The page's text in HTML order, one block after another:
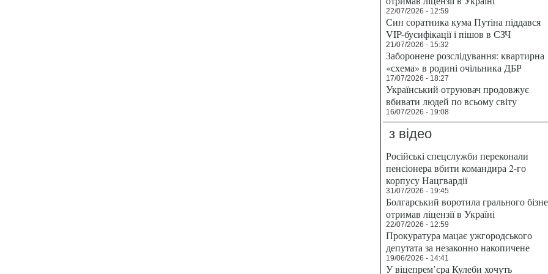
22/07/2026 - 12:59
Син соратника кума Путіна піддався
VIP-бусифікації і пішов в СЗЧ
21/07/2026 - 15:32
Заборонене розслідування: квартирна
«схема» в родині очільника ДБР
17/07/2026 - 18:27
Український отруювач продовжує
вбивати людей по всьому світу
16/07/2026 - 19:08
з відео
Російські спецслужби переконали
пенсіонера вбити командира 2-го
корпусу Нацгвардії
31/07/2026 - 19:45
Болгарський воротила грального
отримав ліцензії в Україні
22/07/2026 - 12:59
Прокуратура мацає ужгородського
депутата за незаконно накопичене
19/06/2026 - 14:41
У віцепрем’єра Кулеби хочуть